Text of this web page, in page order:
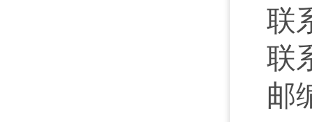
联
联
邮